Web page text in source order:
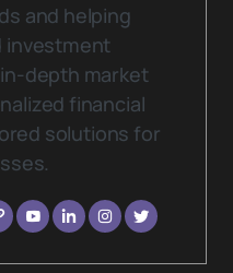
and helping
investment
depth market
financial
solutions for